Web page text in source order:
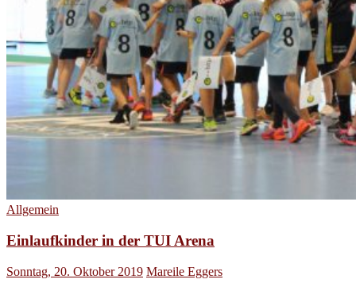
Allgemein
Einlaufkinder in der TUI Arena
Sonntag, 20. Oktober 2019 Mareile Eggers